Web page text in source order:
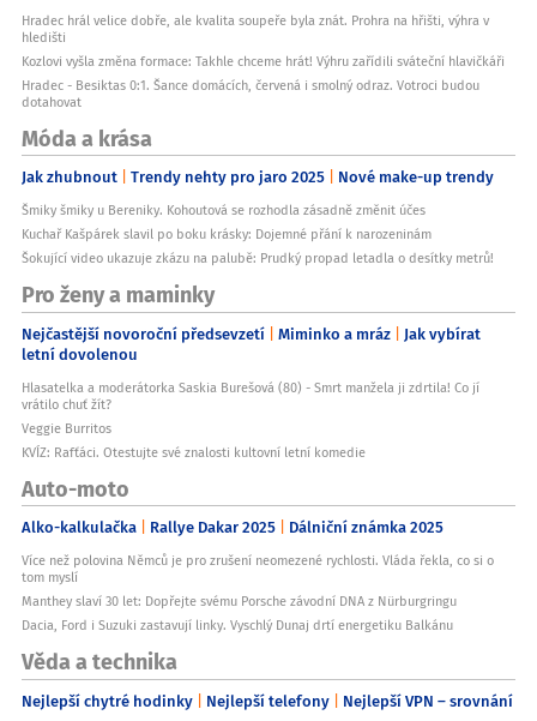
Hradec hrál velice dobře, ale kvalita soupeře byla znát. Prohra na hřišti, výhra v
hledišti
Kozlovi vyšla změna formace: Takhle chceme hrát! Výhru zařídili sváteční hlavičkáři
Hradec - Besiktas 0:1. Šance domácích, červená i smolný odraz. Votroci budou
dotahovat
Móda a krása
Jak zhubnout Trendy nehty pro jaro 2025 Nové make-up trendy
Šmiky šmiky u Bereniky. Kohoutová se rozhodla zásadně změnit účes
Kuchař Kašpárek slavil po boku krásky: Dojemné přání k narozeninám
Šokující video ukazuje zkázu na palubě: Prudký propad letadla o desítky metrů!
Pro ženy a maminky
Nejčastější novoroční předsevzetí Miminko a mráz Jak vybírat
letní dovolenou
Hlasatelka a moderátorka Saskia Burešová (80) - Smrt manžela ji zdrtila! Co jí
vrátilo chuť žít?
Veggie Burritos
KVÍZ: Rafťáci. Otestujte své znalosti kultovní letní komedie
Auto-moto
Alko-kalkulačka Rallye Dakar 2025 Dálniční známka 2025
Více než polovina Němců je pro zrušení neomezené rychlosti. Vláda řekla, co si o
tom myslí
Manthey slaví 30 let: Dopřejte svému Porsche závodní DNA z Nürburgringu
Dacia, Ford i Suzuki zastavují linky. Vyschlý Dunaj drtí energetiku Balkánu
Věda a technika
Nejlepší chytré hodinky Nejlepší telefony Nejlepší VPN – srovnání